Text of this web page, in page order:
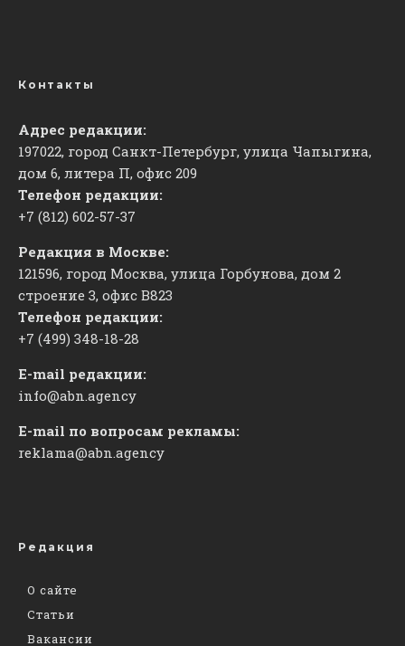
Контакты
Адрес редакции:
197022, город Санкт-Петербург, улица Чапыгина,
дом 6, литера П, офис 209
Телефон редакции:
+7 (812) 602-57-37
Редакция в Москве:
121596, город Москва, улица Горбунова, дом 2
строение 3, офис ​В823
Телефон редакции:
+7 (499) 348-18-28
E-mail редакции:
info@abn.agency
E-mail по вопросам рекламы:
reklama@abn.agency
Редакция
О сайте
Статьи
Вакансии